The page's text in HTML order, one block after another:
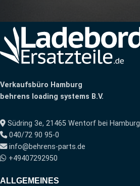
Verkaufsbüro Hamburg
behrens loading systems B.V.
Südring 3e, 21465 Wentorf bei Hamburg
040/72 90 95-0
info@behrens-parts.de
+49407292950
ALLGEMEINES